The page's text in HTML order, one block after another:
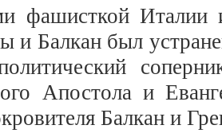
фашисткой Италии
и Балкан был
Апостола и
Балкан и